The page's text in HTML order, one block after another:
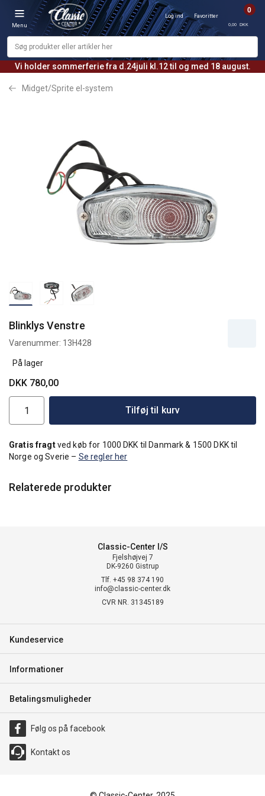
Vi holder sommerferie fra d.24juli kl.12 til og med 18 august.
Menu
Log ind Favoritter
0
0,00 DKK
Midget/Sprite el-system
Blinklys Venstre
Varenummer: 13H428
På lager
DKK 780,00
Tilføj til kurv
Gratis fragtved køb for 1000 DKK til Danmark & 1500 DKK til
Norge og Sverie – Se regler her
Relaterede produkter
Classic-Center I/S
Fjelshøjvej 7
DK-9260 Gistrup
Tlf. +45 98 374 190
info@classic-center.dk
CVR NR. 31345189
Kundeservice
Informationer
Betalingsmuligheder
Følg os på facebook
Kontakt os